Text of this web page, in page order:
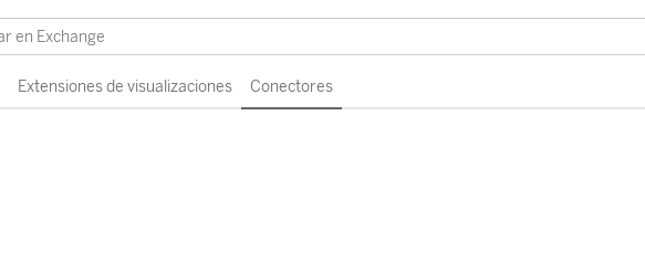
Extensiones de visualizaciones Conectores